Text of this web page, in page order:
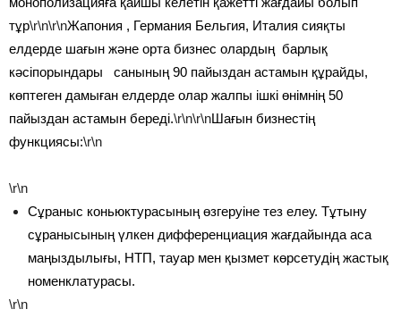
тұр\r\n\r\nЖапония , Германия Бельгия, Италия сияқты
елдерде шағын және орта бизнес олардың барлық
кәсіпорындары санының 90 пайыздан астамын құрайды,
көптеген дамыған елдерде олар жалпы ішкі өнімнің 50
пайыздан астамын береді.\r\n\r\nШағын бизнестің
функциясы:\r\n
\r\n
Сұраныс коньюктурасының өзгеруіне тез елеу. Тұтыну
сұранысының үлкен дифференциация жағдайында аса
маңыздылығы, НТП, тауар мен қызмет көрсетудің жастық
номенклатурасы.
\r\n